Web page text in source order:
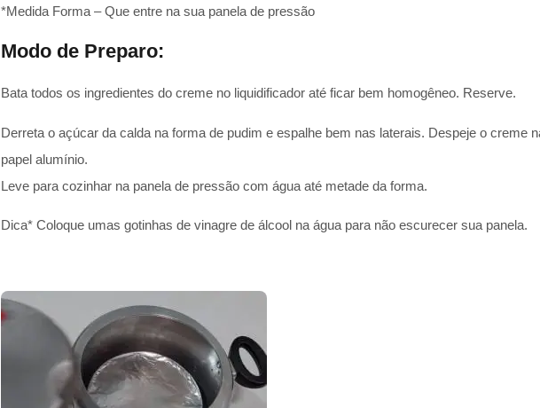
*Medida Forma – Que entre na sua panela de pressão
Modo de Preparo:
Bata todos os ingredientes do creme no liquidificador até ficar bem homogêneo. Reserve.
Derreta o açúcar da calda na forma de pudim e espalhe bem nas laterais. Despeje o creme
papel alumínio.
Leve para cozinhar na panela de pressão com água até metade da forma.
Dica* Coloque umas gotinhas de vinagre de álcool na água para não escurecer sua panela.